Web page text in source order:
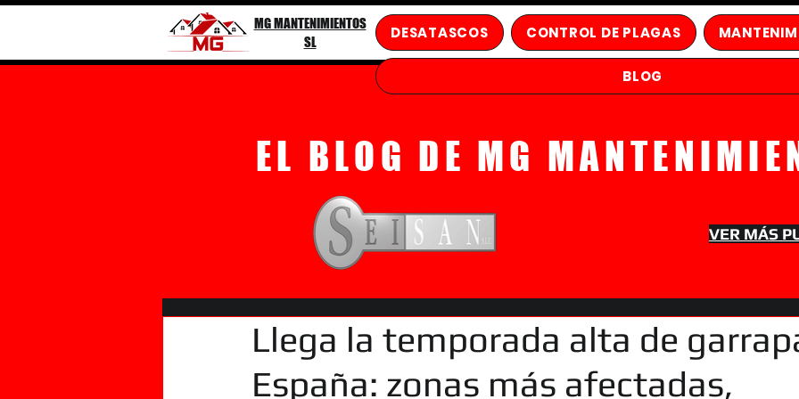
DESATASCOS CONTROL DE PLAGAS
BLOG
MG MANTENIMIENTOS
SL
EL BLOG DE MG
VER MÁS
Llega la temporada alta de
España: zonas más afectadas,